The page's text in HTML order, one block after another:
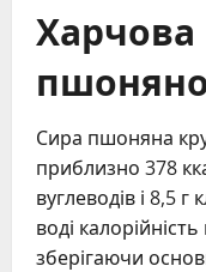
Харчова
Сира пшоняна
приблизно 378
вуглеводів і 8,5 г
воді
зберігаючи